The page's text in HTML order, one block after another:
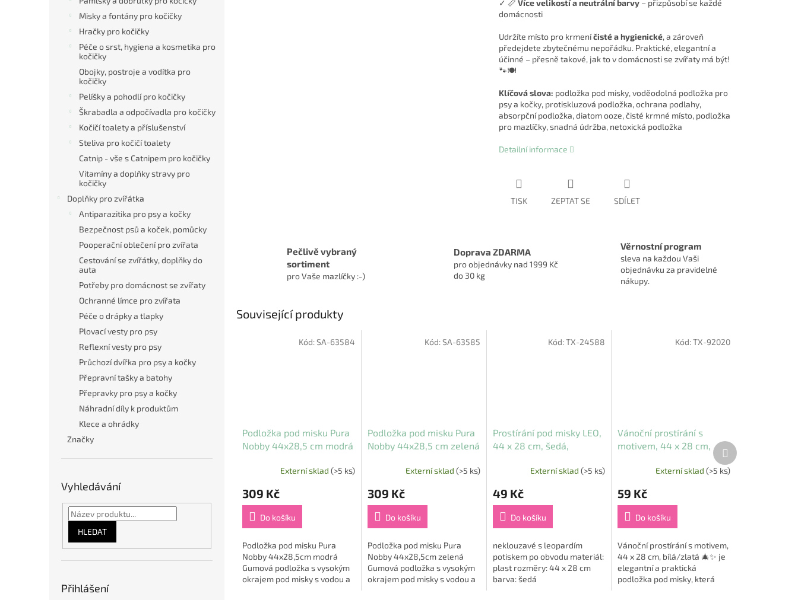
Misky a fontány pro kočičky
Hračky pro kočičky
Péče o srst, hygiena a kosmetika pro
kočičky
Obojky, postroje a vodítka pro
kočičky
Pelíšky a pohodlí pro kočičky
Škrabadla a odpočívadla pro kočičky
Kočičí toalety a příslušenství
Steliva pro kočičí toalety
Catnip - vše s Catnipem pro kočičky
Vitamíny a doplňky stravy pro
kočičky
Doplňky pro zvířátka
Antiparazitika pro psy a kočky
Bezpečnost psů a koček, pomůcky
Pooperační oblečení pro zvířata
Cestování se zvířátky, doplňky do
auta
Potřeby pro domácnost se zvířaty
Ochranné límce pro zvířata
Péče o drápky a tlapky
Plovací vesty pro psy
Reflexní vesty pro psy
Průchozí dvířka pro psy a kočky
Přepravní tašky a batohy
Přepravky pro psy a kočky
Náhradní díly k produktům
Klece a ohrádky
Značky
Vyhledávání
HLEDAT
Přihlášení
✓ 📏 Více velikostí a neutrální barvy– přizpůsobí se každé
domácnosti
Udržíte místo pro krmeníčisté a hygienické, a zároveň
předejdete zbytečnému nepořádku. Praktické, elegantní a
účinné – přesně takové, jak to v domácnosti se zvířaty má být!
🐾🍽️
Klíčová slova: podložka pod misky, voděodolná podložka pro
psy a kočky, protiskluzová podložka, ochrana podlahy,
absorpční podložka, diatom ooze, čisté krmné místo, podložka
pro mazlíčky, snadná údržba, netoxická podložka
Detailní informace
TISK ZEPTAT SE SDÍLET
Pečlivě vybraný
sortiment
pro Vaše mazlíčky :-)
Doprava ZDARMA
pro objednávky nad 1999 Kč
do 30 kg
Věrnostní program
sleva na každou Vaši
objednávku za pravidelné
nákupy.
Související produkty
Podložka pod misku Pura
Nobby 44x28,5 cm modrá
Externí sklad (>5 ks)
309 Kč
Do košíku
Podložka pod misku Pura
Nobby 44x28,5cm modrá
Gumová podložka s vysokým
okrajem pod misky s vodou a
Kód:SA-63584
Podložka pod misku Pura
Nobby 44x28,5 cm zelená
Externí sklad (>5 ks)
309 Kč
Do košíku
Podložka pod misku Pura
Nobby 44x28,5cm zelená
Gumová podložka s vysokým
okrajem pod misky s vodou a
Kód:SA-63585
Prostírání pod misky LEO,
44 x 28 cm, šedá,
Externí sklad(>5 ks)
49 Kč
Do košíku
neklouzavé s leopardím
potiskem po obvodu materiál:
plast rozměry: 44 x 28 cm
barva: šedá
Kód:TX-24588
Vánoční prostírání s
motivem, 44 x 28 cm,
Externí sklad (>5 ks)
59 Kč
Do košíku
Vánoční prostírání s motivem,
44 x 28 cm, bílá/zlatá 🎄✨ je
elegantní a praktická
podložka pod misky, která
Kód:TX-92020
Další
produkt